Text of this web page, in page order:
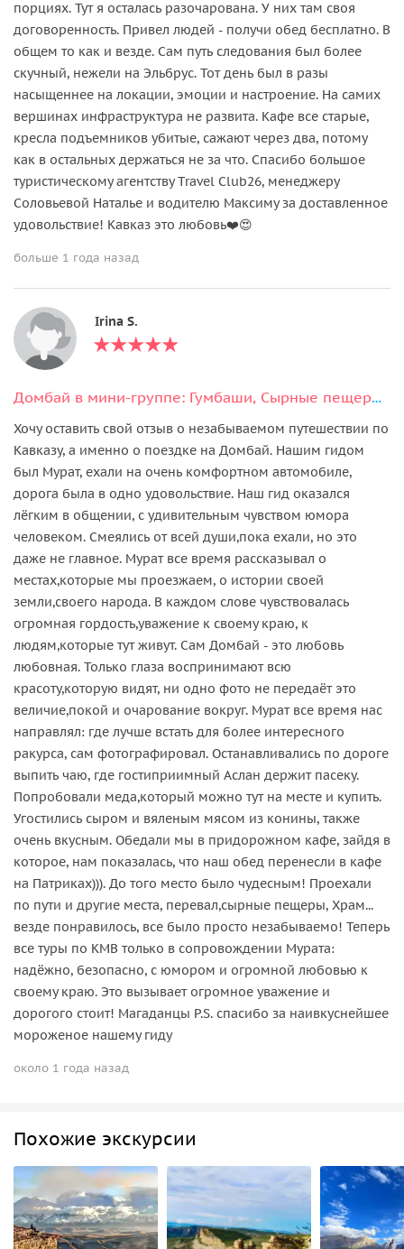
порциях. Тут я осталась разочарована. У них там своя
договоренность. Привел людей - получи обед бесплатно. В
общем то как и везде. Сам путь следования был более
скучный, нежели на Эльбрус. Тот день был в разы
насыщеннее на локации, эмоции и настроение. На самих
вершинах инфраструктура не развита. Кафе все старые,
кресла подъемников убитые, сажают через два, потому
как в остальных держаться не за что. Спасибо большое
туристическому агентству Travel Club26, менеджеру
Соловьевой Наталье и водителю Максиму за доставленное
удовольствие! Кавказ это любовь❤️😍
больше 1 года назад
Irina S.
Домбай в мини-группе: Гумбаши, Сырные пещеры, Шоанинский храм, Кара-кёль
Хочу оставить свой отзыв о незабываемом путешествии по
Кавказу, а именно о поездке на Домбай. Нашим гидом
был Мурат, ехали на очень комфортном автомобиле,
дорога была в одно удовольствие. Наш гид оказался
лёгким в общении, с удивительным чувством юмора
человеком. Смеялись от всей души,пока ехали, но это
даже не главное. Мурат все время рассказывал о
местах,которые мы проезжаем, о истории своей
земли,своего народа. В каждом слове чувствовалась
огромная гордость,уважение к своему краю, к
людям,которые тут живут. Сам Домбай - это любовь
любовная. Только глаза воспринимают всю
красоту,которую видят, ни одно фото не передаёт это
величие,покой и очарование вокруг. Мурат все время нас
направлял: где лучше встать для более интересного
ракурса, сам фотографировал. Останавливались по дороге
выпить чаю, где гостиприимный Аслан держит пасеку.
Попробовали меда,который можно тут на месте и купить.
Угостились сыром и вяленым мясом из конины, также
очень вкусным. Обедали мы в придорожном кафе, зайдя в
которое, нам показалась, что наш обед перенесли в кафе
на Патриках))). До того место было чудесным! Проехали
по пути и другие места, перевал,сырные пещеры, Храм...
везде понравилось, все было просто незабываемо! Теперь
все туры по КМВ только в сопровождении Мурата:
надёжно, безопасно, с юмором и огромной любовью к
своему краю. Это вызывает огромное уважение и
дорогого стоит! Магаданцы P.S. спасибо за наивкуснейшее
мороженое нашему гиду
около 1 года назад
Похожие экскурсии